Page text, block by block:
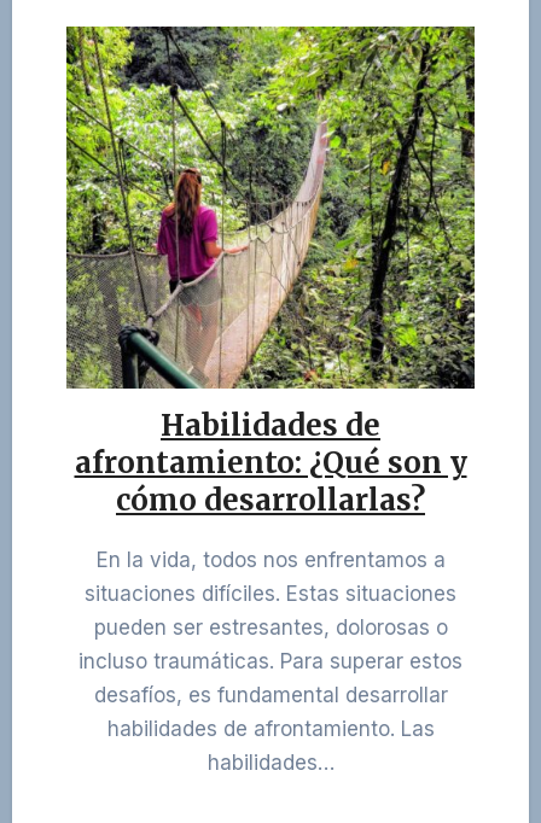
Habilidades de
afrontamiento: ¿Qué son y
cómo desarrollarlas?
En la vida, todos nos enfrentamos a
situaciones difíciles. Estas situaciones
pueden ser estresantes, dolorosas o
incluso traumáticas. Para superar estos
desafíos, es fundamental desarrollar
habilidades de afrontamiento. Las
habilidades…